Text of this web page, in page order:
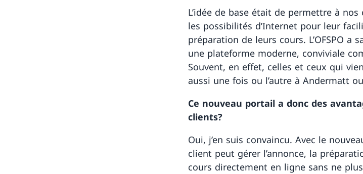
L’idée de base était de permettre à
les possibilités d’Internet pour leur
préparation de leurs cours. L’OFSPO a
une plateforme moderne, conviviale
Souvent, en effet, celles et ceux qui
aussi une fois ou l’autre à Andermatt
Ce nouveau portail a donc des
clients?
Oui, j’en suis convaincu. Avec le
client peut gérer l’annonce, la
cours directement en ligne sans ne